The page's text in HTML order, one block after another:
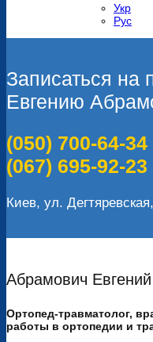
Укр
Рус
Записаться на
Евгению
(050) 700-64-34
(067) 695-92-23
Киев, ул.
Абрамович
Ортопед-травматолог,
работы в ортопедии и